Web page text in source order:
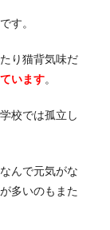
す。
り猫背気味だ
います。
校では孤立し
んで元気がな
多いのもまた